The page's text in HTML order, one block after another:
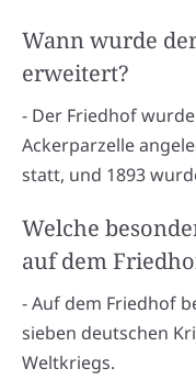
Wann wurde
erweitert?
- Der Friedhof
Ackerparzelle
statt, und 1893
Welche
auf dem
- Auf dem Friedhof
sieben deutschen
Weltkriegs.